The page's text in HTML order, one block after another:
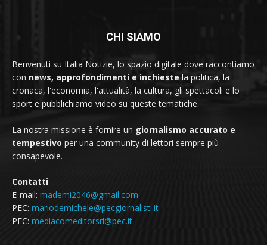
CHI SIAMO
Benvenuti su Italia Notizie, lo spazio digitale dove raccontiamo
con news, approfondimenti e inchieste la politica, la
cronaca, l'economia, l'attualità, la cultura, gli spettacoli e lo
sport e pubblichiamo video su queste tematiche.
La nostra missione è fornire un giornalismo accurato e
tempestivo per una community di lettori sempre più
consapevole.
Contatti
E-mail: mademi2046@gmail.com
PEC: mariodemichele@pecgiornalisti.it
PEC: mediacomeditorsrl@pec.it